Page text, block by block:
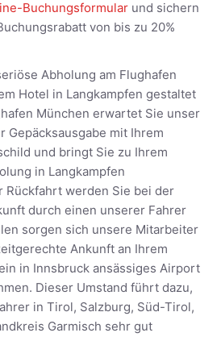
Buchungsformular und sichern
von bis zu 20%
Abholung am Flughafen
Hotel in Langkampfen gestaltet
München erwartet Sie unser
Gepäcksausgabe mit Ihrem
und bringt Sie zu Ihrem
in Langkampfen
Rückfahrt werden Sie bei der
durch einen unserer Fahrer
sorgen sich unsere Mitarbeiter
Ankunft an Ihrem
in Innsbruck ansässiges Airport
Dieser Umstand führt dazu,
in Tirol, Salzburg, Süd-Tirol,
Garmisch sehr gut